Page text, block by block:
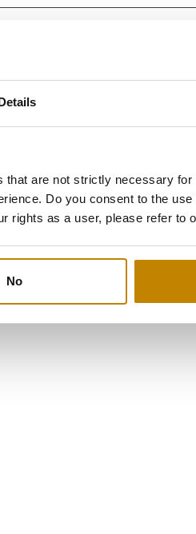
are not strictly necessary
Do you consent to the
rights as a user, please refer to
No